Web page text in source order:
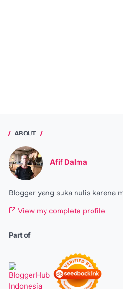
ABOUT
Afif Dalma
Blogger yang suka nulis karena
View my complete profile
Part of